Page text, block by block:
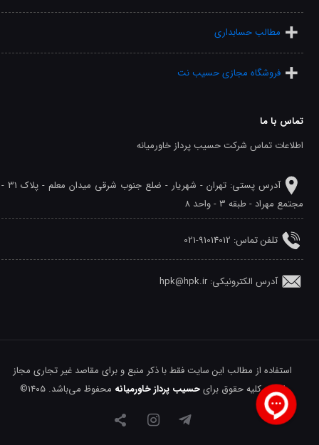
مطالب حسابداری
فروشگاه مجازی حسیب نت
تماس با ما
اطلاعات تماس شرکت حسیب پرداز خاورمیانه
آدرس پستی: تهران - شهريار - ضلع جنوب شرقی میدان معلم - پلاک 31 -
مجتمع مهراد - طبقه 3 - واحد 8
تلفن‌ تماس: 91014012-021
آدرس الکترونیکی: hpk@hpk.ir
استفاده از مطالب این سایت فقط با ذکر منبع و برای مقاصد غیر تجاری مجاز
است. کلیه حقوق برایحسیب پرداز خاورمیانه محفوظ می‌باشد. ۱۴۰۵©